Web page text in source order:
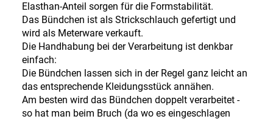
Elasthan-Anteil sorgen für die Formstabilität.
Das Bündchen ist als Strickschlauch gefertigt und
wird als Meterware verkauft.
Die Handhabung bei der Verarbeitung ist denkbar
einfach:
Die Bündchen lassen sich in der Regel ganz leicht an
das entsprechende Kleidungsstück annähen.
Am besten wird das Bündchen doppelt verarbeitet -
so hat man beim Bruch (da wo es eingeschlagen